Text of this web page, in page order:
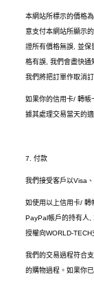
本網站所標示的價格
意支付本網站所顯示
證所有價格無誤 並保
格有誤 我們會盡快通
我們將把訂單作取消
如果你的信用卡/ 轉帳
據其處理交易當天的
7. 付款
我們接受客戶以Visa 、
如使用以上信用卡/ 轉
PayPal帳戶的持有人
授權向WORLD-TECH
我們的交易過程符合
的購物過程。如果你